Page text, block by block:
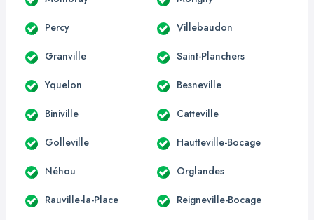
Percy Villebaudon
Granville Saint-Planchers
Yquelon Besneville
Biniville Catteville
Golleville Hautteville-Bocage
Néhou Orglandes
Rauville-la-Place Reigneville-Bocage